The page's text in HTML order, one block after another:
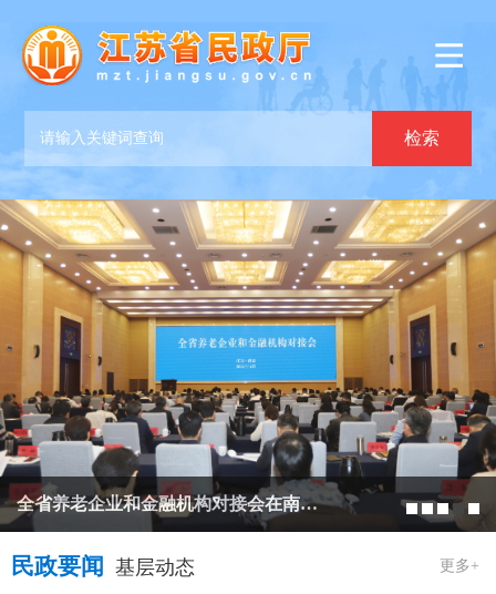
全省养老企业和金融机构对接会在南京举办
民政要闻 基层动态 更多+